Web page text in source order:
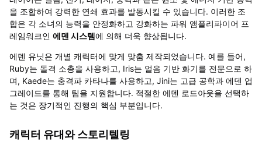
을 조합하여 강력한 연쇄 효과를 발동시킬 수 있습니다. 이러한 조
합은 각 소녀의 능력을 안정화하고 강화하는 파워 앰플리파이어 프
레임워크인 에덴 시스템에 의해 더욱 향상됩니다.
에덴 유닛은 개별 캐릭터에 맞게 맞춤 제작되었습니다. 예를 들어,
Ruby는 돌격 소총을 사용하고, Iris는 얼음 기반 화기를 전문으로 하
며, Kaede는 충격파 카타나를 사용하고, Jini는 고급 공학과 에덴 업
그레이드를 통해 팀을 지원합니다. 적절한 에덴 로드아웃을 선택하
는 것은 장기적인 진행의 핵심 부분입니다.
캐릭터 유대와 스토리텔링